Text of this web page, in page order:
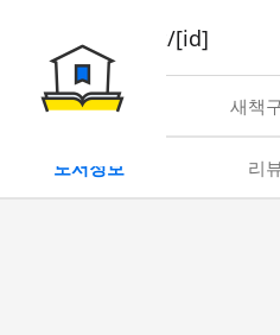
book/rent/[id]
대여 새책
도서정보 리